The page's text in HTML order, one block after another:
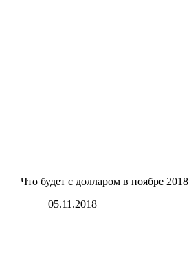
Что будет с долларом в ноябре 2018
05.11.2018